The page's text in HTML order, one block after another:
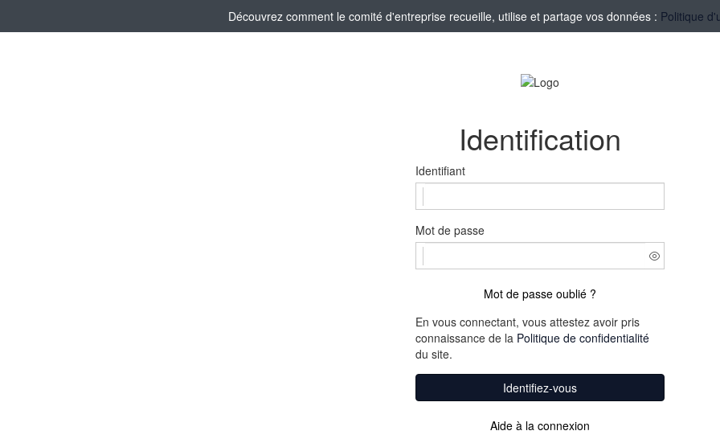
Découvrez comment le comité d'entreprise recueille, utilise et partage vos données : Politique
Identification
Identifiant
Mot de passe
Mot de passe oublié ?
En vous connectant, vous attestez avoir pris
connaissance de la Politique de confidentialité
du site.
Identifiez-vous
Aide à la connexion